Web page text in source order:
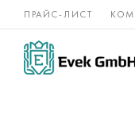
ПРАЙС-ЛИСТ
Нікелеві
сплави